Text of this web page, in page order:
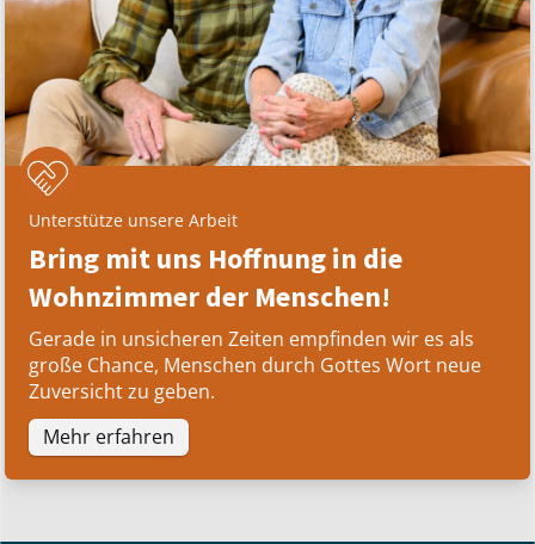
Unterstütze unsere Arbeit
Bring mit uns Hoffnung in die
Wohnzimmer der Menschen!
Gerade in unsicheren Zeiten empfinden wir es als
große Chance, Menschen durch Gottes Wort neue
Zuversicht zu geben.
Mehr erfahren